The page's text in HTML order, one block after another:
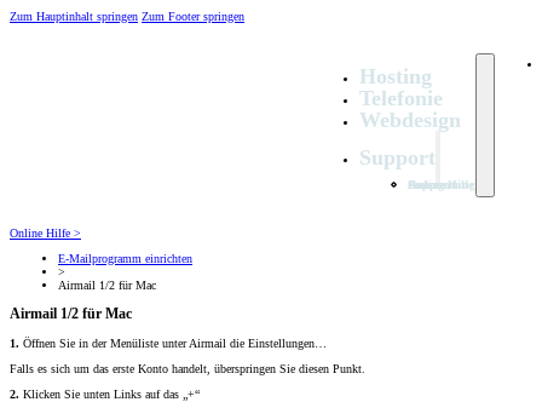
Zum Hauptinhalt springen Zum Footer springen
Hosting
Telefonie
Webdesign
Support
Online Hilfe
Fernwartung
Support Anfragen
Online Hilfe >
E-Mailprogramm einrichten
>
Airmail 1/2 für Mac
Airmail 1/2 für Mac
1. Öffnen Sie in der Menüliste unter Airmail die Einstellungen…
Falls es sich um das erste Konto handelt, überspringen Sie diesen Punkt.
2. Klicken Sie unten Links auf das „+“